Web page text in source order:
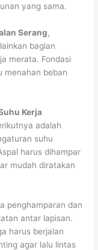
yang sama.
Serang,
bagian
merata. Fondasi
menahan beban
Kerja
adalah
suhu
harus dihampar
mudah diratakan
penghamparan dan
antar lapisan.
harus berjalan
agar lalu lintas